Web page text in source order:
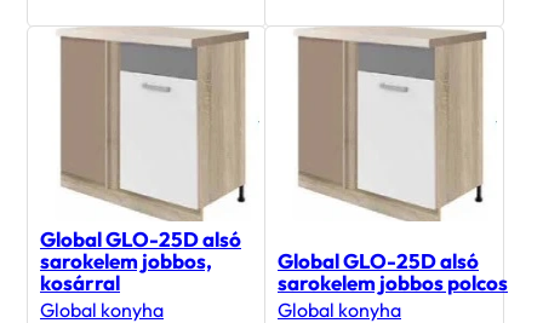
Global GLO-25D alsó
sarokelem jobbos,
kosárral
Global konyha
Global GLO-25D alsó
sarokelem jobbos polcos
Global konyha